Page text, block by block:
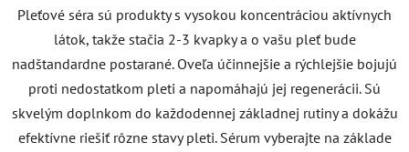
Pleťové séra sú produkty s vysokou koncentráciou aktívnych
látok, takže stačia 2-3 kvapky a o vašu pleť bude
nadštandardne postarané. Oveľa účinnejšie a rýchlejšie bojujú
proti nedostatkom pleti a napomáhajú jej regenerácii. Sú
skvelým doplnkom do každodennej základnej rutiny a dokážu
efektívne riešiť rôzne stavy pleti. Sérum vyberajte na základe